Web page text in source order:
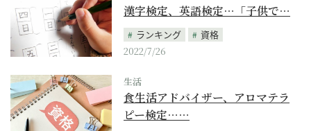
漢字検定、英語検定…「子供で…
ランキング
資格
2022/7/26
生活
食生活アドバイザー、アロマテラ
ピー検定……